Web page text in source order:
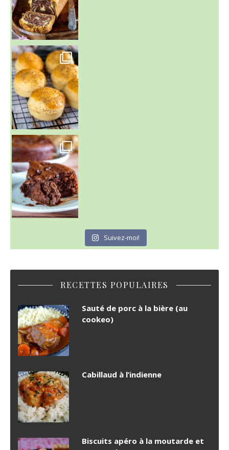
~ BUNS MAISON ~
Un peu de boulange par ici au
~ GÂTEAU FONDANT CHOCO NOISETTE ~
C'est lundi
Suivez-moi!
RECETTES POPULAIRES
Sauté de porc à la bière (au
cookeo)
Cabillaud à l’indienne
Biscuits apéro à la moutarde et